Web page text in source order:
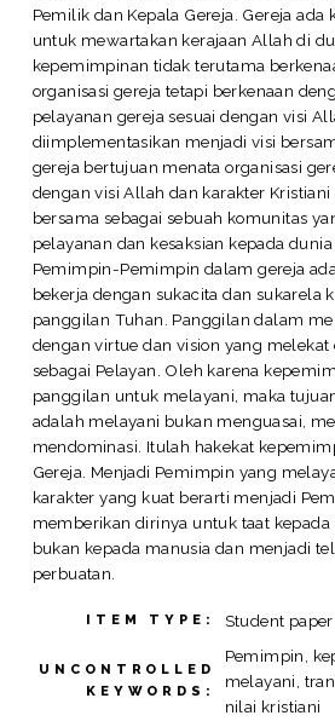
Pemilik dan Kepala Gereja. Gereja ada
untuk mewartakan kerajaan Allah di
kepemimpinan tidak terutama
organisasi gereja tetapi berkenaan
pelayanan gereja sesuai dengan visi
diimplementasikan menjadi visi
gereja bertujuan menata organisasi
dengan visi Allah dan karakter
bersama sebagai sebuah komunitas
pelayanan dan kesaksian kepada
Pemimpin-Pemimpin dalam gereja
bekerja dengan sukacita dan sukarela
panggilan Tuhan. Panggilan dalam
dengan virtue dan vision yang
sebagai Pelayan. Oleh karena
panggilan untuk melayani, maka
adalah melayani bukan menguasai,
mendominasi. Itulah hakekat
Gereja. Menjadi Pemimpin yang
karakter yang kuat berarti menjadi
memberikan dirinya untuk taat kepada
bukan kepada manusia dan menjadi
perbuatan.
ITEM TYPE: Student paper
UNCONTROLLED
KEYWORDS:
Pemimpin,
melayani,
nilai kristiani